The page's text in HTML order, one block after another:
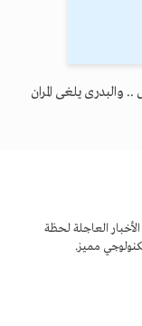
والبدرى يلغى المران
العاجلة لحظة
مميز.